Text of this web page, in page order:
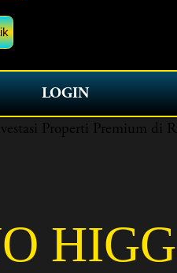
LOGIN
Properti Premium di